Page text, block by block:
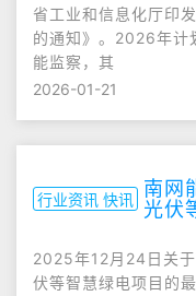
省工业和信息化厅印
的通知》。2026年计
能监察，其
2026-01-21
行业资讯 快讯 南网
光伏
2025年12月24日关
伏等智慧绿电项目的